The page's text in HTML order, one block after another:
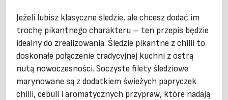
Jeżeli lubisz klasyczne śledzie, ale chcesz dodać im
trochę pikantnego charakteru – ten przepis będzie
idealny do zrealizowania. Śledzie pikantne z chilli to
doskonałe połączenie tradycyjnej kuchni z ostrą
nutą nowoczesności. Soczyste filety śledziowe
marynowane są z dodatkiem świeżych papryczek
chilli, cebuli i aromatycznych przypraw, które nadają